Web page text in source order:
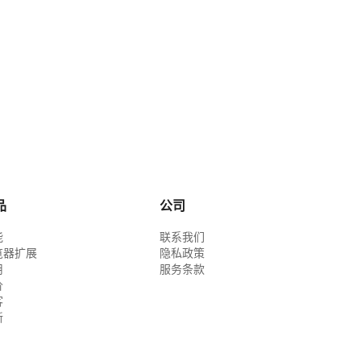
器扩展
公司
联系我们
隐私政策
服务条款